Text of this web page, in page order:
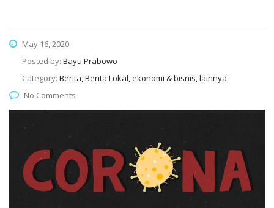
May 16, 2020
Posted by: Bayu Prabowo
Category: Berita, Berita Lokal, ekonomi & bisnis, lainnya
No Comments